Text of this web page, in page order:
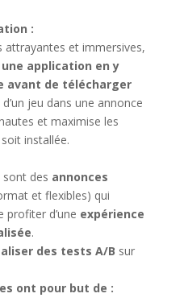
:
attrayantes et immersives,
application en y
avant de télécharger
d’un jeu dans une annonce
et maximise les
installée.
sont des annonces
et flexibles) qui
profiter d’une expérience
.
des tests A/B sur
ont pour but de :